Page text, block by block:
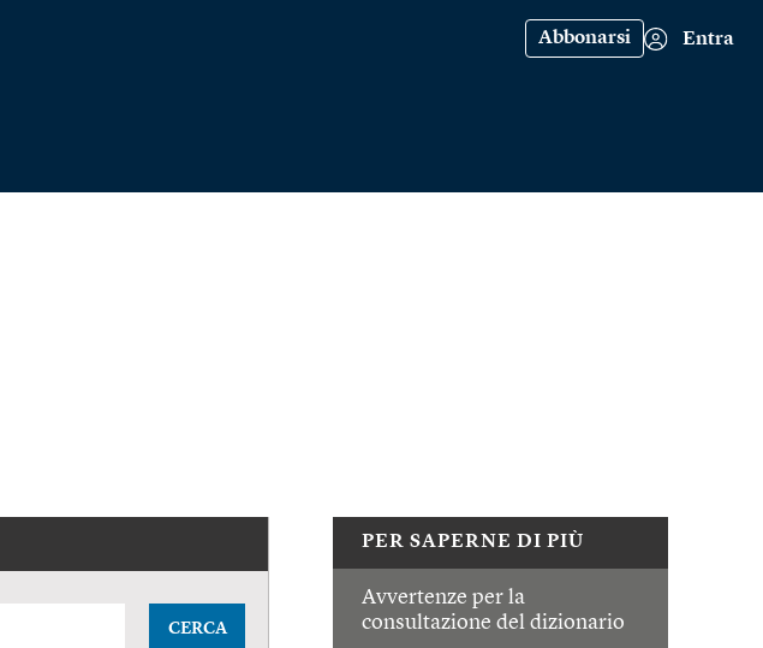
Abbonarsi Entra
PER SAPERNE DI PIÙ
Avvertenze per la
consultazione del dizionario
CERCA